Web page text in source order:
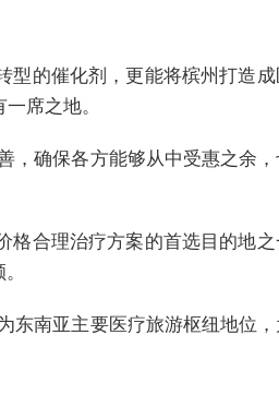
型的催化剂，更能将槟州打造
席之地。
，确保各方能够从中受惠之余
格合理治疗方案的首选目的地
东南亚主要医疗旅游枢纽地位